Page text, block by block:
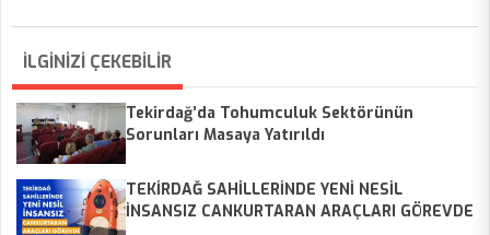
İLGİNİZİ ÇEKEBİLİR
Tekirdağ’da Tohumculuk Sektörünün
Sorunları Masaya Yatırıldı
TEKİRDAĞ SAHİLLERİNDE YENİ NESİL
İNSANSIZ CANKURTARAN ARAÇLARI GÖREVDE